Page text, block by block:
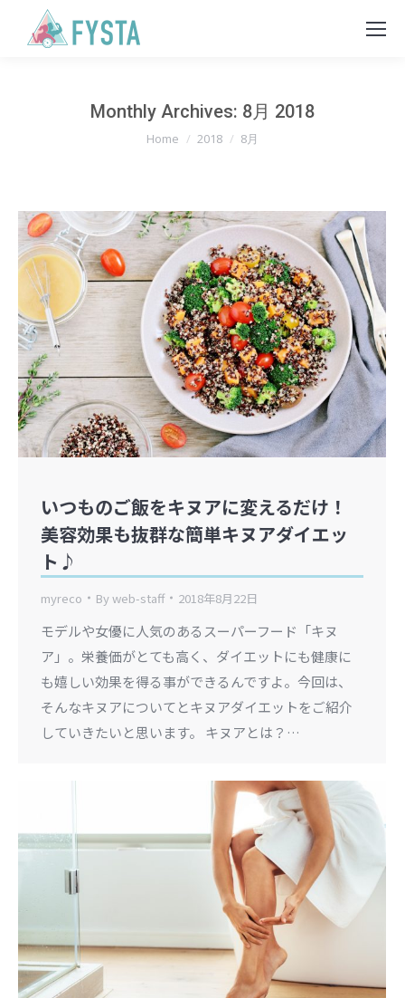
Monthly Archives: 8月 2018
You are here:
Home 2018 8月
いつものご飯をキヌアに変えるだけ！
美容効果も抜群な簡単キヌアダイエッ
ト♪
myreco Byweb-staff 2018年8月22日
モデルや女優に人気のあるスーパーフード「キヌ
ア」。栄養価がとても高く、ダイエットにも健康に
も嬉しい効果を得る事ができるんですよ。今回は、
そんなキヌアについてとキヌアダイエットをご紹介
していきたいと思います。 キヌアとは？…